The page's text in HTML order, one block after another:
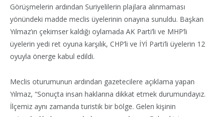
Görüşmelerin ardından Suriyelilerin plajlara alınmaması
yönündeki madde meclis üyelerinin onayına sunuldu. Başkan
Yılmaz’ın çekimser kaldığı oylamada AK Parti’li ve MHP’li
üyelerin yedi ret oyuna karşılık, CHP’li ve İYİ Parti’li üyelerin 12
oyuyla önerge kabul edildi.
Meclis oturumunun ardından gazetecilere açıklama yapan
Yılmaz, “Sonuçta insan haklarına dikkat etmek durumundayız.
İlçemiz aynı zamanda turistik bir bölge. Gelen kişinin